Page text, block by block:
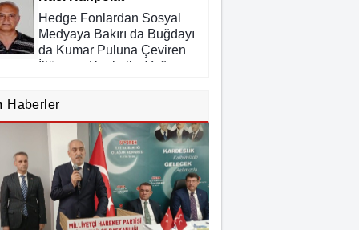
Hedge Fonlardan Sosyal
Medyaya Bakırı da Buğdayı
da Kumar Puluna Çeviren
İllüzyon: Kapitalist Yağmaya
SAHİDEN ŞANLIURFA
SAHİPSİZ Mİ?
Cemil Yeşildağ
Dersa Mentikî û Lûyê
Haberler